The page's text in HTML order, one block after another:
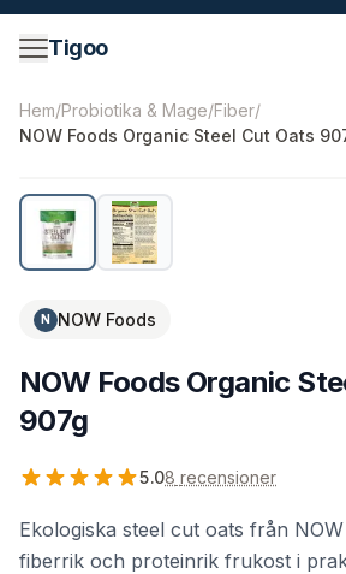
Hoppa till innehåll
Tigoo
©2026Nutri Nordic AB.Alla
Hem/Probiotika & Mage/Fiber/
NOW Foods Organic Steel Cut Oats
N NOW Foods
NOW Foods Organic
907g
5.08 recensioner
Ekologiska steel cut oats från
fiberrik och proteinrik frukost i